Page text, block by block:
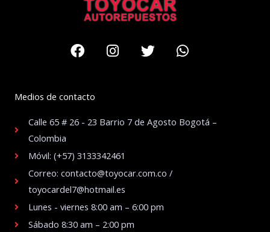
FacebookInstagram
TwitterWhatsapp
Medios de contacto
Calle 65 # 26 - 23 Barrio 7 de Agosto Bogotá –
Colombia
Móvil: (+57) 3133342461
Correo: contacto@toyocar.com.co /
toyocardel7@hotmail.es
Lunes - viernes 8:00 am – 6:00 pm
Sábado 8:30 am – 2:00 pm